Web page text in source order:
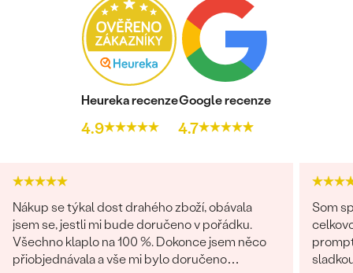
Heureka recenze
4.9
Google recenze
4.7
Nákup se týkal dost drahého zboží, obávala
jsem se, jestli mi bude doručeno v pořádku.
Všechno klaplo na 100 %. Dokonce jsem něco
přiobjednávala a vše mi bylo doručeno
Som
promptná. Tovar prišiel pekne